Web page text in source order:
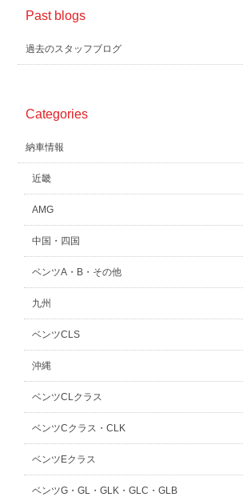
Past blogs
過去のスタッフブログ
Categories
納車情報
近畿
AMG
中国・四国
ベンツA・B・その他
九州
ベンツCLS
沖縄
ベンツCLクラス
ベンツCクラス・CLK
ベンツEクラス
ベンツG・GL・GLK・GLC・GLB